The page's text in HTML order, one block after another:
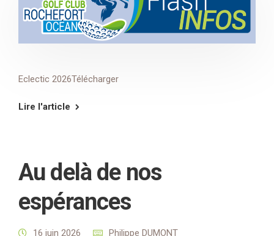
Eclectic 2026Télécharger
Lire l'article
Au delà de nos
espérances
16 juin 2026
Philippe DUMONT